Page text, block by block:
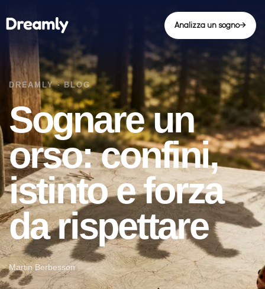
Analizza un sogno→
Sognare un
orso: confini,
istinto e forza
da rispettare
Martin Berbesson